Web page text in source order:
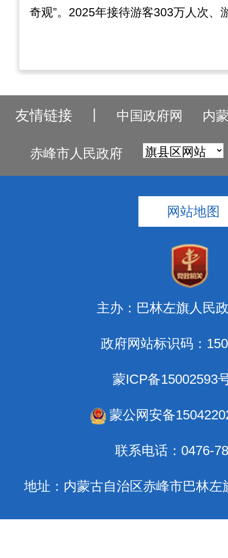
奇观”。2025年接待游客303万人次、
友情链接 中国政府网 内
赤峰市人民政府
网站地图
主办：巴林左旗人民
政府网站标识码：
蒙ICP备15002593
蒙公网安备
联系电话：0476-
地址：内蒙古自治区赤峰市巴林